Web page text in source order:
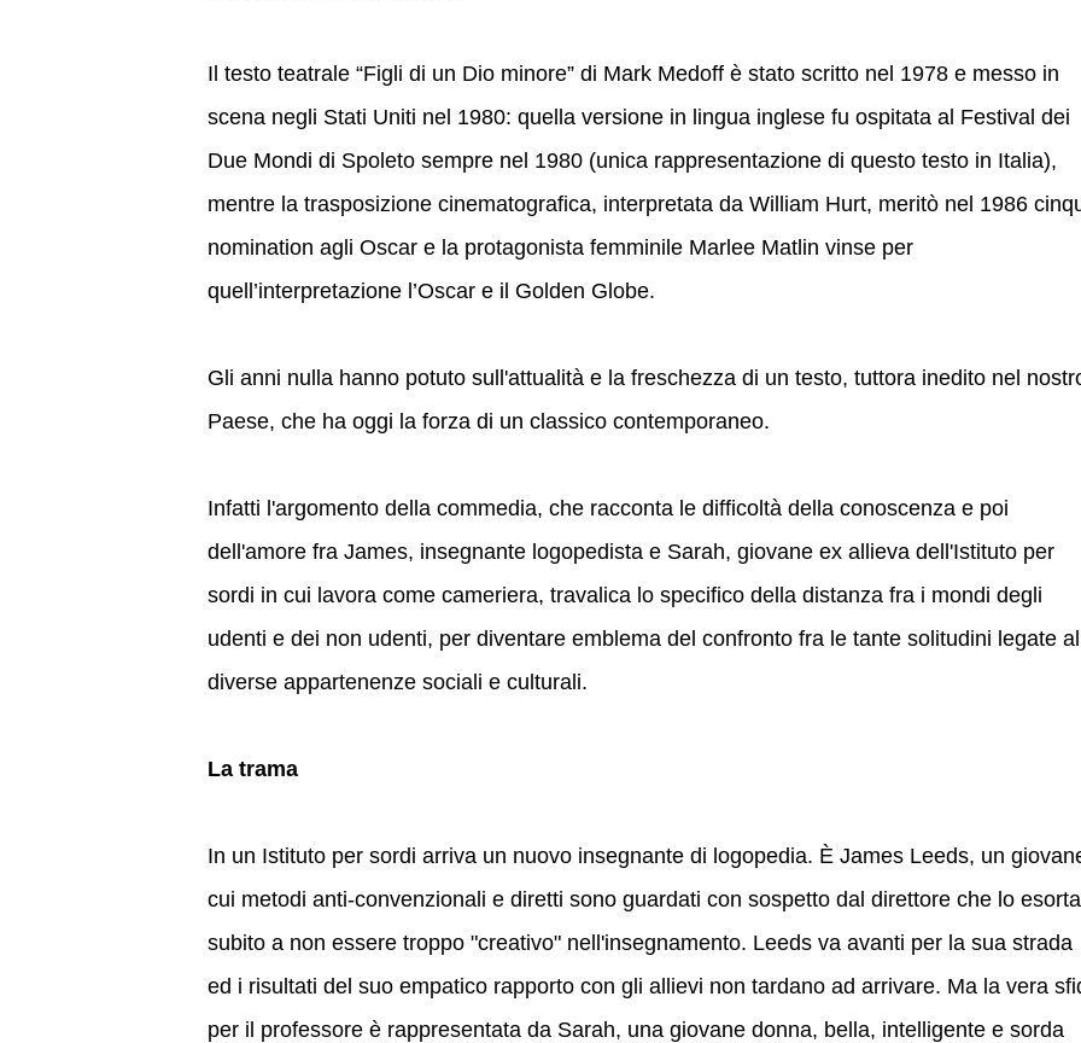
Il testo teatrale “Figli di un Dio minore” di Mark Medoff è stato scritto nel 1978 e messo in
scena negli Stati Uniti nel 1980: quella versione in lingua inglese fu ospitata al Festival dei
Due Mondi di Spoleto sempre nel 1980 (unica rappresentazione di questo testo in Italia),
mentre la trasposizione cinematografica, interpretata da William Hurt, meritò nel 1986
nomination agli Oscar e la protagonista femminile Marlee Matlin vinse per
quell’interpretazione l’Oscar e il Golden Globe.
Gli anni nulla hanno potuto sull'attualità e la freschezza di un testo, tuttora inedito nel
Paese, che ha oggi la forza di un classico contemporaneo.
Infatti l'argomento della commedia, che racconta le difficoltà della conoscenza e poi
dell'amore fra James, insegnante logopedista e Sarah, giovane ex allieva dell'Istituto per
sordi in cui lavora come cameriera, travalica lo specifico della distanza fra i mondi degli
udenti e dei non udenti, per diventare emblema del confronto fra le tante solitudini legate
diverse appartenenze sociali e culturali.
La trama
In un Istituto per sordi arriva un nuovo insegnante di logopedia. È James Leeds, un
cui metodi anti-convenzionali e diretti sono guardati con sospetto dal direttore che lo esorta
subito a non essere troppo "creativo" nell'insegnamento. Leeds va avanti per la sua strada
ed i risultati del suo empatico rapporto con gli allievi non tardano ad arrivare. Ma la vera
per il professore è rappresentata da Sarah, una giovane donna, bella, intelligente e sorda